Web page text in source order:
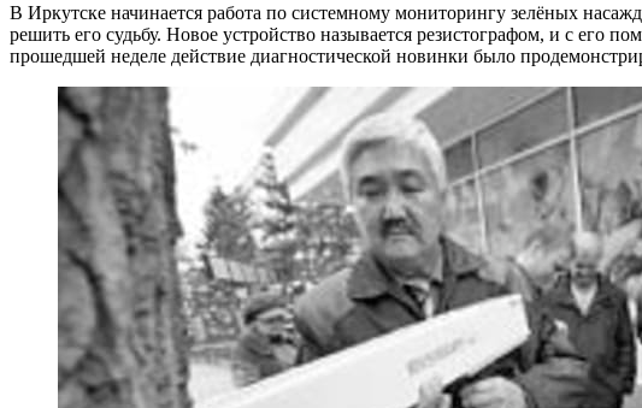
В Иркутске начинается работа по системному мониторингу зелёных
решить его судьбу. Новое устройство называется резистографом, и с его
прошедшей неделе действие диагностической новинки было